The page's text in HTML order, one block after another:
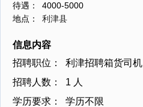
待遇：
4000-5000
地点：
利津县
信息内容
招聘职位：
利津招聘箱货司机
招聘人数：
1 人
学历要求：
学历不限